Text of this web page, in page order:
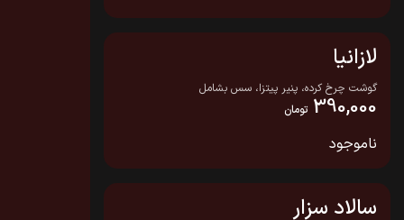
لازانیا
گوشت چرخ کرده، پنیر پیتزا، سس بشامل
390,000 تومان
ناموجود
سالاد سزار